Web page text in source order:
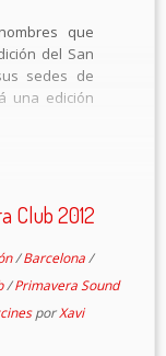
que
del San
sedes de
una edición
Club 2012
/Barcelona/
/Primavera Sound
porXavi